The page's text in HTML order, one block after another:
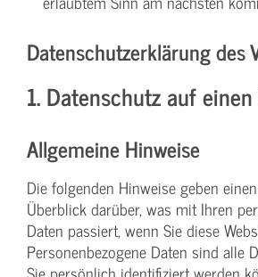
Datenschutzerklärung des
1. Datenschutz auf
Allgemeine Hinweise
Die folgenden Hinweise geben
Überblick darüber, was mit Ihren
Daten passiert, wenn Sie diese
Personenbezogene Daten sind alle